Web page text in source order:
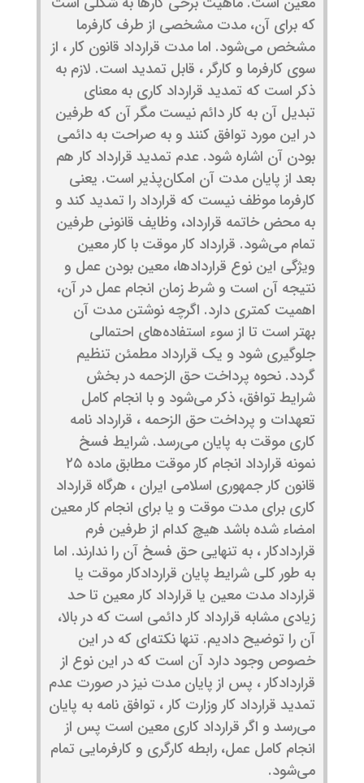
که برای آن، مدت مشخصی از طرف کارفرما
مشخص می‌شود. اما مدت قرارداد قانون کار ، از
سوی کارفرما و کارگر ، قابل تمدید است. لازم به
ذکر است که تمدید قرارداد کاری به معنای
تبدیل آن به کار دائم نیست مگر آن که طرفین
در این مورد توافق کنند و به صراحت به دائمی
بودن آن اشاره شود. عدم تمدید قرارداد کار هم
بعد از پایان مدت آن امکان‌پذیر است. یعنی
کارفرما موظف نیست که قرارداد را تمدید کند و
به محض خاتمه قرارداد، وظایف قانونی طرفین
تمام می‌شود. قرارداد کار موقت با کار معین
ویژگی این نوع قراردادها، معین بودن عمل و
نتیجه آن است و شرط زمان انجام عمل در آن،
اهمیت کمتری دارد. اگرچه نوشتن مدت آن
بهتر است تا از سوء استفاده‌های احتمالی
جلوگیری شود و یک قرارداد مطمئن تنظیم
گردد. نحوه پرداخت حق الزحمه در بخش
شرایط توافق، ذکر می‌شود و با انجام کامل
تعهدات و پرداخت حق الزحمه ، قرارداد نامه
کاری موقت به پایان می‌رسد. شرایط فسخ
نمونه قرارداد انجام کار موقت مطابق ماده ۲۵
قانون کار جمهوری اسلامی ایران ، هرگاه قرارداد
کاری برای مدت موقت و یا برای انجام کار معین
امضاء شده باشد هیچ کدام از طرفین فرم
قراردادکار ، به تنهایی حق فسخ آن را ندارند. اما
به طور کلی شرایط پایان قراردادکار موقت یا
قرارداد مدت معین یا قرارداد کار معین تا حد
زیادی مشابه قرارداد کار دائمی است که در بالا،
آن را توضیح دادیم. تنها نکته‌ای که در این
خصوص وجود دارد آن است که در این نوع از
قراردادکار ، پس از پایان مدت نیز در صورت عدم
تمدید قرارداد کار وزارت کار ، توافق نامه به پایان
می‌رسد و اگر قرارداد کاری معین است پس از
انجام کامل عمل، رابطه کارگری و کارفرمایی تمام
می‌شود.